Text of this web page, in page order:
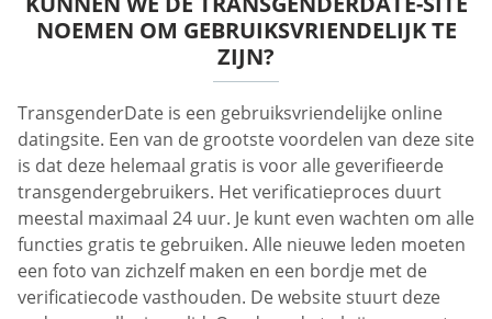
NOEMEN OM GEBRUIKSVRIENDELIJK TE
ZIJN?
TransgenderDate is een gebruiksvriendelijke online
datingsite. Een van de grootste voordelen van deze site
is dat deze helemaal gratis is voor alle geverifieerde
transgendergebruikers. Het verificatieproces duurt
meestal maximaal 24 uur. Je kunt even wachten om alle
functies gratis te gebruiken. Alle nieuwe leden moeten
een foto van zichzelf maken en een bordje met de
verificatiecode vasthouden. De website stuurt deze